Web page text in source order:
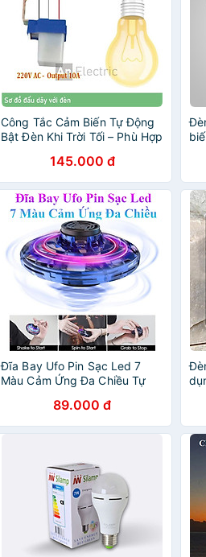
Công Tắc Cảm Biến Tự Động
Bật Đèn Khi Trời Tối – Phù Hợp
145.000 đ
Đĩa Bay Ufo Pin Sạc Led 7
Màu Cảm Ứng Đa Chiều Tự
89.000 đ